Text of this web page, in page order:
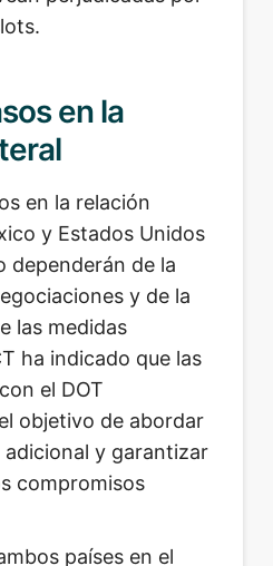
en la
en la relación
y Estados Unidos
dependerán de la
y de la
las medidas
ha indicado que las
el DOT
objetivo de abordar
y garantizar
compromisos
países en el